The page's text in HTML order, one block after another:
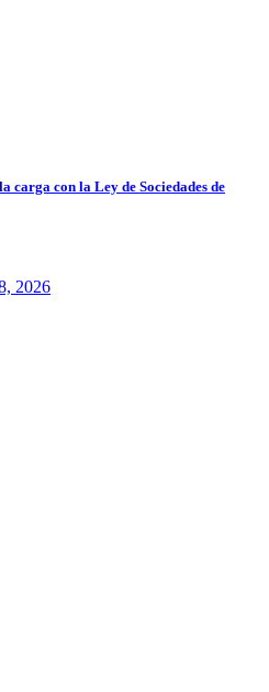
carga con la Ley de Sociedades de
2026